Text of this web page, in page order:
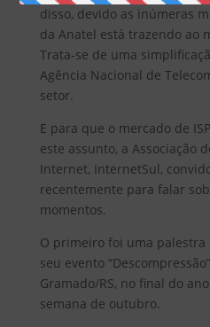
disso, devido as inúmeras
da Anatel está trazendo ao
Trata-se de uma
Agência Nacional de
setor.
E para que o mercado de
este assunto, a Associação
Internet, InternetSul,
recentemente para falar
momentos.
O primeiro foi uma
seu evento
Gramado/RS, no final do
semana de outubro.